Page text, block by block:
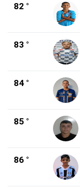
82 °
83 °
84 °
85 °
86 °